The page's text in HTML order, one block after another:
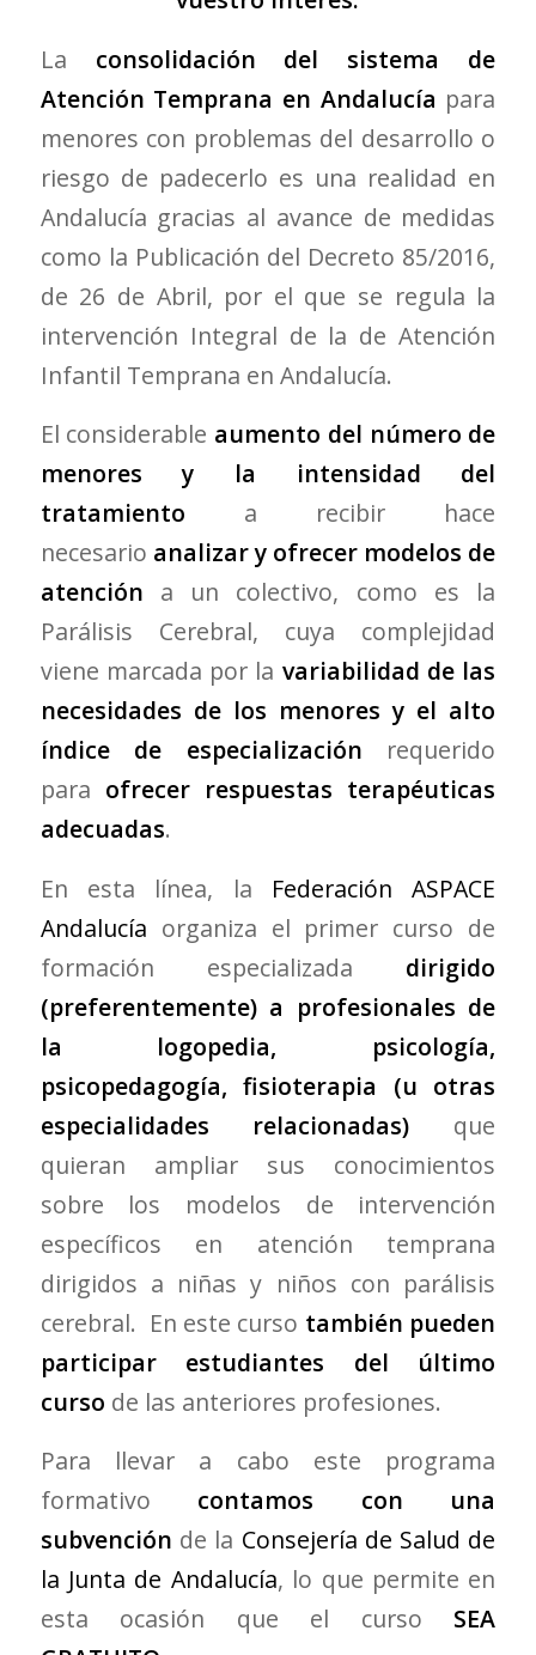
La consolidación del sistema de
Atención Temprana en Andalucía para
menores con problemas del desarrollo o
riesgo de padecerlo es una realidad en
Andalucía gracias al avance de medidas
como la Publicación del Decreto 85/2016,
de 26 de Abril, por el que se regula la
intervención Integral de la de Atención
Infantil Temprana en Andalucía.
El considerable aumento del número de
menores y la intensidad del
tratamiento a recibir hace
necesario analizar y ofrecer modelos de
atención a un colectivo, como es la
Parálisis Cerebral, cuya complejidad
viene marcada por la variabilidad de las
necesidades de los menores y el alto
índice de especialización requerido
para ofrecer respuestas terapéuticas
adecuadas.
En esta línea, la Federación ASPACE
Andalucía organiza el primer curso de
formación especializada dirigido
(preferentemente) a profesionales de
la logopedia, psicología,
psicopedagogía, fisioterapia (u otras
especialidades relacionadas) que
quieran ampliar sus conocimientos
sobre los modelos de intervención
específicos en atención temprana
dirigidos a niñas y niños con parálisis
cerebral. En este curso también pueden
participar estudiantes del último
curso de las anteriores profesiones.
Para llevar a cabo este programa
formativo contamos con una
subvención de la Consejería de Salud de
la Junta de Andalucía, lo que permite en
esta ocasión que el curso SEA